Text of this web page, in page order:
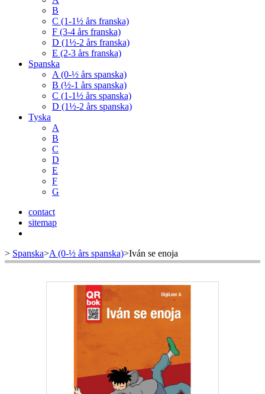
B
C (1-1½ års franska)
F (3-4 års franska)
D (1½-2 års franska)
E (2-3 års franska)
Spanska
A (0-½ års spanska)
B (½-1 års spanska)
C (1-1½ års spanska)
D (1½-2 års spanska)
Tyska
A
B
C
D
E
F
G
contact
sitemap
> Spanska>A (0-½ års spanska)>Iván se enoja